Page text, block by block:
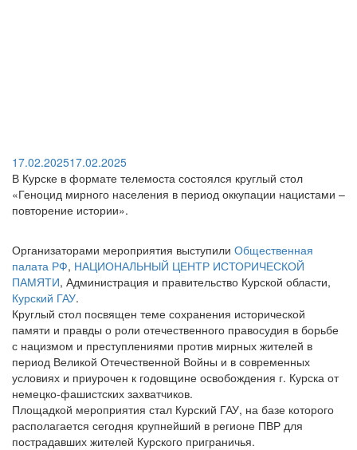
17.02.202517.02.2025
В Курске в формате телемоста состоялся круглый стол
«Геноцид мирного населения в период оккупации нацистами –
повторение истории».
Организаторами мероприятия выступили Общественная
палата РФ, НАЦИОНАЛЬНЫЙ ЦЕНТР ИСТОРИЧЕСКОЙ
ПАМЯТИ, Администрация и правительство Курской области,
Курский ГАУ.
Круглый стол посвящен теме сохранения исторической
памяти и правды о роли отечественного правосудия в борьбе
с нацизмом и преступлениями против мирных жителей в
период Великой Отечественной Войны и в современных
условиях и приурочен к годовщине освобождения г. Курска от
немецко-фашистских захватчиков.
Площадкой мероприятия стал Курский ГАУ, на базе которого
располагается сегодня крупнейший в регионе ПВР для
пострадавших жителей Курского приграничья.